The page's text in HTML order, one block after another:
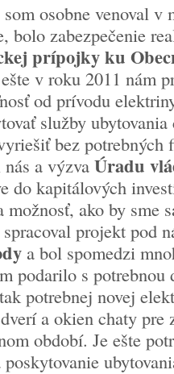
osobne venoval v
bolo zabezpečenie
prípojky ku
v roku 2011 nám
od prívodu
služby
bez
a výzva Úradu
do kapitálových
možnosť, ako by sme
projekt pod
a bol spomedzi
podarilo s potrebnou
potrebnej novej
a okien chaty pre
období. Je ešte